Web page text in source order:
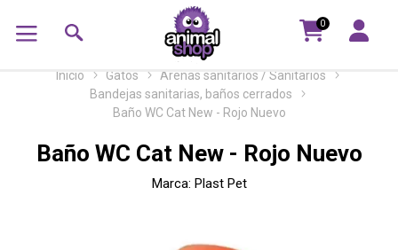
0
Inicio Gatos
Arenas sanitarios / Sanitarios
Bandejas sanitarias, baños cerrados
Baño WC Cat New - Rojo Nuevo
Baño WC Cat New - Rojo Nuevo
Marca: Plast Pet